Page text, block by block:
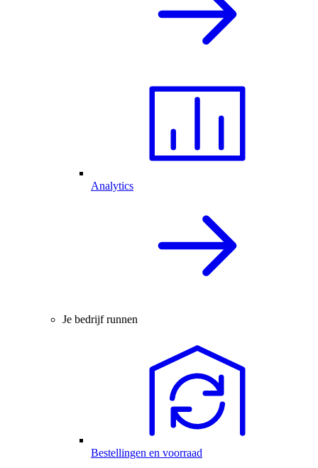
Analytics
Je bedrijf runnen
Bestellingen en voorraad